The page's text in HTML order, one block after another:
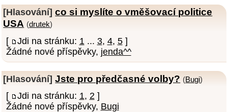
[Hlasování] co si myslíte o vměšovací politice
USA (drutek)
[ Jdi na stránku: 1 ... 3, 4, 5]
Žádné nové příspěvky, jenda^^
[Hlasování] Jste pro předčasné volby? (Bugi)
[ Jdi na stránku: 1, 2 ]
Žádné nové příspěvky, Bugi